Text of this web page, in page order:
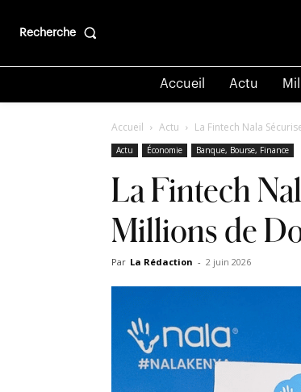
Recherche
Accueil Actu
Accueil Actu La Fintech Nala
Actu Économie Banque, Bourse, Finance
La Fintech
Millions de
Par La Rédaction - 2 juin 2026